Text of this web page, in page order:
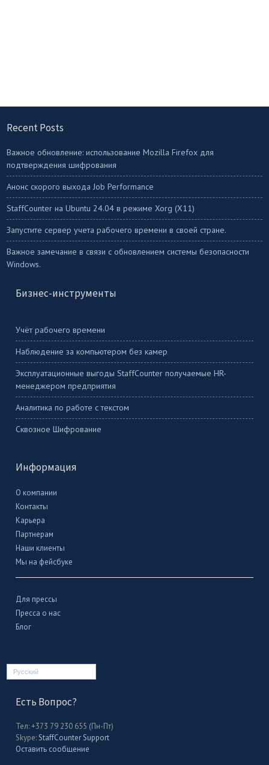
Recent Posts
Важное обновление: использование Mozilla Firefox для
подтверждения шифрования
Анонс скорого выхода Job Performance
StaffСounter на Ubuntu 24.04 в режиме Xorg (X11)
Запустите сервер учета рабочего времени в своей стране.
Важное замечание в связи с обновлением системы безопасности
Windows.
Бизнес-инструменты
Учёт рабочего времени
Наблюдение за компьютером без камер
Эксплуатационные выгоды StaffCounter получаемые HR-
менеджером предприятия
Аналитика по работе с текстом
Сквозное Шифрование
Информация
О компании
Контакты
Карьера
Партнерам
Наши клиенты
Мы на фейсбуке
Для прессы
Пресса о нас
Блог
Русский
Есть Вопрос?
Тел: +373 79 230 655 (Пн-Пт)
Skype:StaffCounter Support
Оставить сообщение